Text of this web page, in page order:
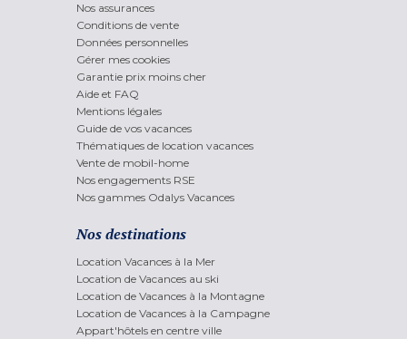
Nos assurances
Conditions de vente
Données personnelles
Gérer mes cookies
Garantie prix moins cher
Aide et FAQ
Mentions légales
Guide de vos vacances
Thématiques de location vacances
Vente de mobil-home
Nos engagements RSE
Nos gammes Odalys Vacances
Nos destinations
Location Vacances à la Mer
Location de Vacances au ski
Location de Vacances à la Montagne
Location de Vacances à la Campagne
Appart'hôtels en centre ville